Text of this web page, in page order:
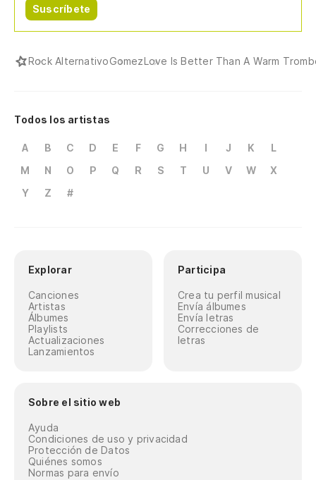
Suscríbete
Rock AlternativoGomezLove Is Better Than A Warm
Todos los artistas
A B C D E F G H I J K
L
M
N O P Q R S T U V W
X
Y
Z #
Explorar
Canciones
Artistas
Álbumes
Playlists
Actualizaciones
Lanzamientos
Participa
Crea tu perfil musical
Envía álbumes
Envía letras
Correcciones de
letras
Sobre el sitio web
Ayuda
Condiciones de uso y privacidad
Protección de Datos
Quiénes somos
Normas para envío